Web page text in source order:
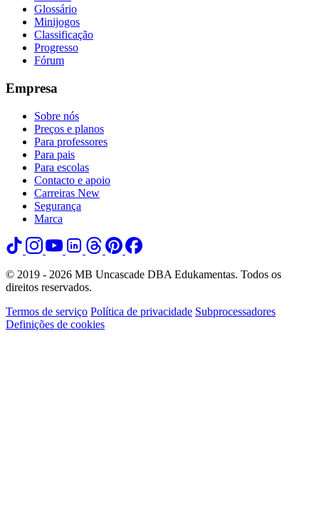
Glossário
Minijogos
Classificação
Progresso
Fórum
Empresa
Sobre nós
Preços e planos
Para professores
Para pais
Para escolas
Contacto e apoio
Carreiras New
Segurança
Marca
© 2019 - 2026 MB Uncascade DBA Edukamentas. Todos os
direitos reservados.
Termos de serviço Política de privacidade Subprocessadores
Definições de cookies